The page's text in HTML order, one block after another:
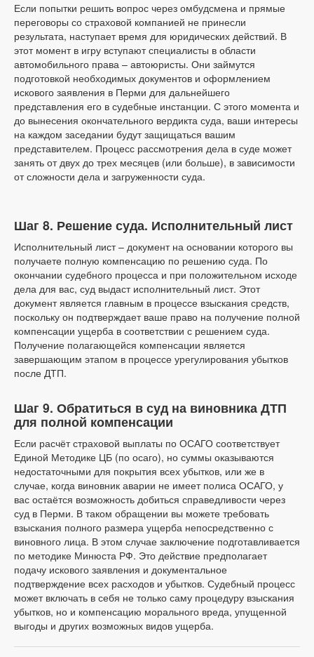
Если попытки решить вопрос через омбудсмена и прямые
переговоры со страховой компанией не принесли
результата, наступает время для юридических действий. В
этот момент в игру вступают специалисты в области
автомобильного права – автоюристы. Они займутся
подготовкой необходимых документов и оформлением
искового заявления в Перми для дальнейшего
представления его в судебные инстанции. С этого момента и
до вынесения окончательного вердикта суда, ваши интересы
на каждом заседании будут защищаться вашим
представителем. Процесс рассмотрения дела в суде может
занять от двух до трех месяцев (или больше), в зависимости
от сложности дела и загруженности суда.
Шаг 8. Решение суда. Исполнительный лист
Исполнительный лист – документ на основании которого вы
получаете полную компенсацию по решению суда. По
окончании судебного процесса и при положительном исходе
дела для вас, суд выдаст исполнительный лист. Этот
документ является главным в процессе взыскания средств,
поскольку он подтверждает ваше право на получение полной
компенсации ущерба в соответствии с решением суда.
Получение полагающейся компенсации является
завершающим этапом в процессе урегулирования убытков
после ДТП.
Шаг 9. Обратиться в суд на виновника ДТП
для полной компенсации
Если расчёт страховой выплаты по ОСАГО соответствует
Единой Методике ЦБ (по осаго), но суммы оказываются
недостаточными для покрытия всех убытков, или же в
случае, когда виновник аварии не имеет полиса ОСАГО, у
вас остаётся возможность добиться справедливости через
суд в Перми. В таком обращении вы можете требовать
взыскания полного размера ущерба непосредственно с
виновного лица. В этом случае заключение подготавливается
по методике Минюста РФ. Это действие предполагает
подачу искового заявления и документальное
подтверждение всех расходов и убытков. Судебный процесс
может включать в себя не только саму процедуру взыскания
убытков, но и компенсацию морального вреда, упущенной
выгоды и других возможных видов ущерба.